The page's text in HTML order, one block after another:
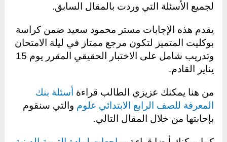
لجميع الأسئلة التي وردت بالمقال السابق.
يقدم هذه الإجابات مستر محمود سعيد ضمن كراسة
بوكليت المتميز لتكون مرجع ممتاز في ليلة الامتحان
وتدريب شامل على الاختبار الحقيقي المقرر يوم 15
يناير القادم.
من هنا يمكنك عزيزي الطالب قراءة أسئلة بنك
المعرفة للصف الرابع الابتدائي علوم والتي سنقوم
بإجابتها من خلال المقال التالي.